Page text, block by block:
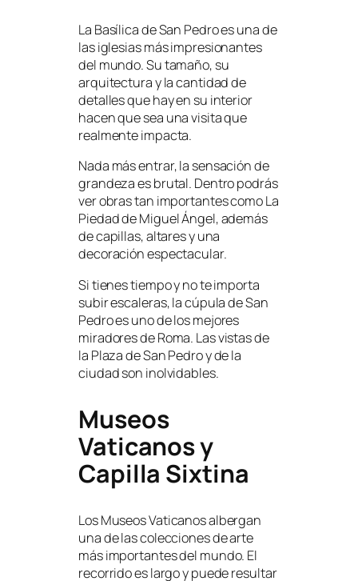
La Basílica de San Pedro es una de
las iglesias más impresionantes
del mundo. Su tamaño, su
arquitectura y la cantidad de
detalles que hay en su interior
hacen que sea una visita que
realmente impacta.
Nada más entrar, la sensación de
grandeza es brutal. Dentro podrás
ver obras tan importantes como La
Piedad de Miguel Ángel, además
de capillas, altares y una
decoración espectacular.
Si tienes tiempo y no te importa
subir escaleras, la cúpula de San
Pedro es uno de los mejores
miradores de Roma. Las vistas de
la Plaza de San Pedro y de la
ciudad son inolvidables.
Museos
Vaticanos y
Capilla Sixtina
Los Museos Vaticanos albergan
una de las colecciones de arte
más importantes del mundo. El
recorrido es largo y puede resultar